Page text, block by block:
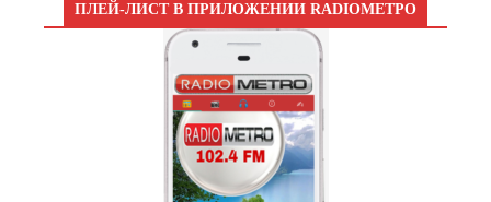
ПЛЕЙ-ЛИСТ В ПРИЛОЖЕНИИ RADIOМЕТРО